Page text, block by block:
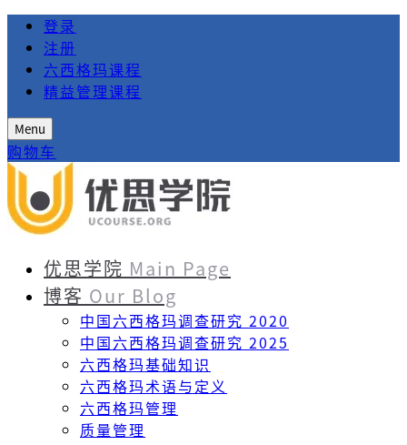
登录
注册
六西格玛课程
精益管理课程
Menu
购物车
优思学院 Main Page
博客 Our Blog
中国六西格玛调查研究 2020
中国六西格玛调查研究 2025
六西格玛基础知识
六西格玛术语与定义
六西格玛管理
质量管理